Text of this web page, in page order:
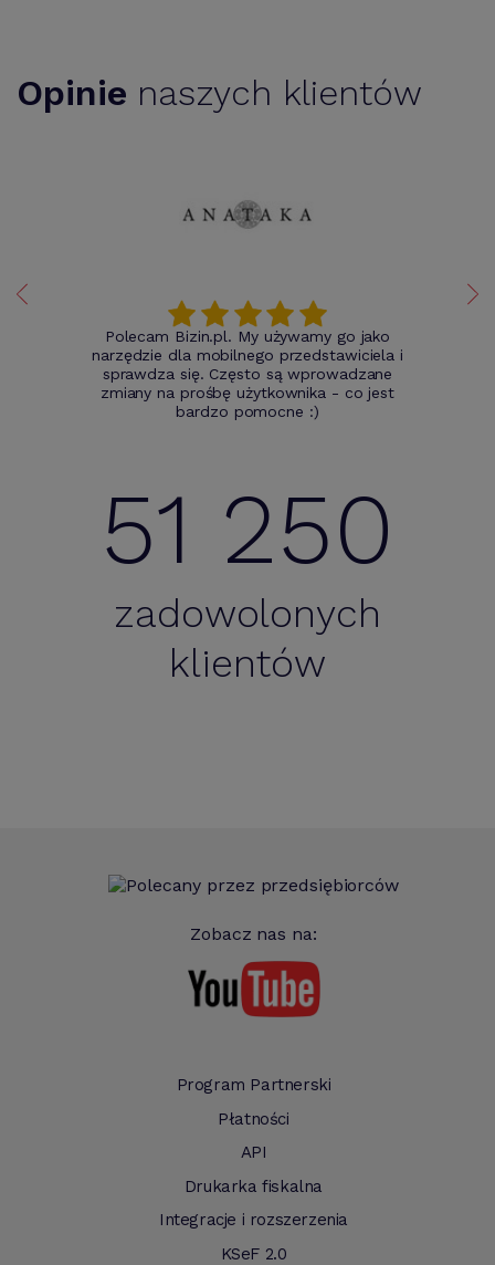
Opinie naszych klientów
Polecam Bizin.pl. My używamy go jako
narzędzie dla mobilnego przedstawiciela i
sprawdza się. Często są wprowadzane
zmiany na prośbę użytkownika - co jest
bardzo pomocne :)
51 250
zadowolonych
klientów
Zobacz nas na:
Program Partnerski
Płatności
API
Drukarka fiskalna
Integracje i rozszerzenia
KSeF 2.0